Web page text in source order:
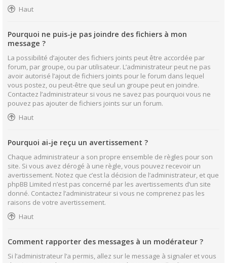
Haut
Pourquoi ne puis-je pas joindre des fichiers à mon
message ?
La possibilité d’ajouter des fichiers joints peut être accordée par
forum, par groupe, ou par utilisateur. L’administrateur peut ne pas
avoir autorisé l’ajout de fichiers joints pour le forum dans lequel
vous postez, ou peut-être que seul un groupe peut en joindre.
Contactez l’administrateur si vous ne savez pas pourquoi vous ne
pouvez pas ajouter de fichiers joints sur un forum.
Haut
Pourquoi ai-je reçu un avertissement ?
Chaque administrateur a son propre ensemble de règles pour son
site. Si vous avez dérogé à une règle, vous pouvez recevoir un
avertissement. Notez que c’est la décision de l’administrateur, et que
phpBB Limited n’est pas concerné par les avertissements d’un site
donné. Contactez l’administrateur si vous ne comprenez pas les
raisons de votre avertissement.
Haut
Comment rapporter des messages à un modérateur ?
Si l’administrateur l’a permis, allez sur le message à signaler et vous